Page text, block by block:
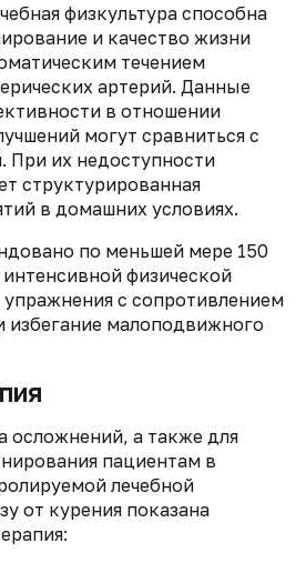
физкультура способна
и качество жизни
течением
артерий. Данные
в отношении
могут сравниться с
При их недоступности
структурированная
в домашних условиях.
по меньшей мере 150
физической
с сопротивлением
избегание малоподвижного
осложнений, а также для
пациентам в
лечебной
от курения показана